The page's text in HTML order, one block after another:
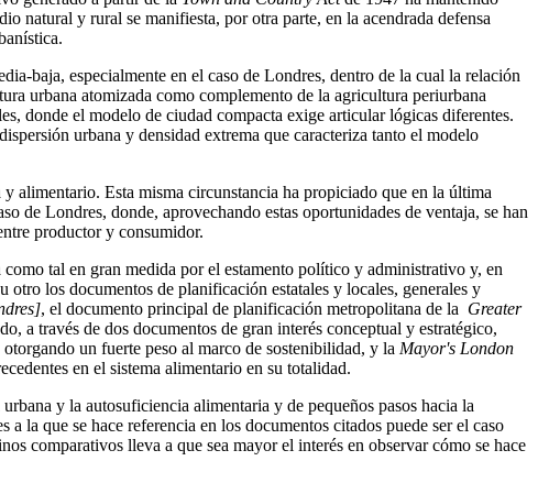
natural y rural se manifiesta, por otra parte, en la acendrada defensa
baja, especialmente en el caso de Londres, dentro de la cual la relación
urbana atomizada como complemento de la agricultura periurbana
donde el modelo de ciudad compacta exige articular lógicas diferentes.
urbana y densidad extrema que caracteriza tanto el modelo
alimentario. Esta misma circunstancia ha propiciado que en la última
de Londres, donde, aprovechando estas oportunidades de ventaja, se han
productor y consumidor.
tal en gran medida por el estamento político y administrativo y, en
los documentos de planificación estatales y locales, generales y
, el documento principal de planificación metropolitana de la Greater
a través de dos documentos de gran interés conceptual y estratégico,
un fuerte peso al marco de sostenibilidad, y la Mayor's London
en el sistema alimentario en su totalidad.
y la autosuficiencia alimentaria y de pequeños pasos hacia la
la que se hace referencia en los documentos citados puede ser el caso
comparativos lleva a que sea mayor el interés en observar cómo se hace